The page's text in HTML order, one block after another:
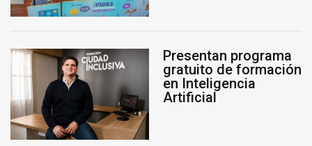
Presentan programa
gratuito de formación
en Inteligencia
Artificial